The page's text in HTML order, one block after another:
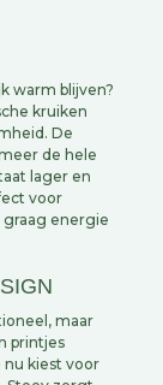
warm blijven?
kruiken
De
de hele
lager en
voor
energie
maar
printjes
nu kiest voor